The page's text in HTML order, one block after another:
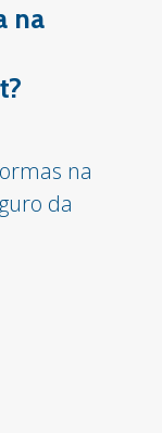
na
na
da